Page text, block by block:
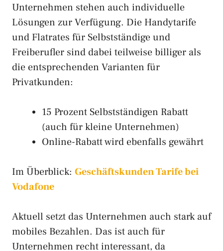
Unternehmen stehen auch individuelle
Lösungen zur Verfügung. Die Handytarife
und Flatrates für Selbstständige und
Freiberufler sind dabei teilweise billiger als
die entsprechenden Varianten für
Privatkunden:
15 Prozent Selbstständigen Rabatt
(auch für kleine Unternehmen)
Online-Rabatt wird ebenfalls gewährt
Im Überblick: Geschäftskunden Tarife bei
Vodafone
Aktuell setzt das Unternehmen auch stark auf
mobiles Bezahlen. Das ist auch für
Unternehmen recht interessant, da